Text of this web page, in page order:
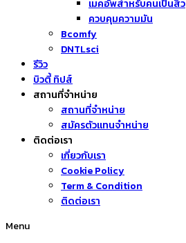
เมคอัพสำหรับคนเป็นสิว
ควบคุมความมัน
Bcomfy
DNTLsci
รีวิว
บิวตี้ ทิปส์
สถานที่จำหน่าย
สถานที่จำหน่าย
สมัครตัวแทนจำหน่าย
ติดต่อเรา
เกี่ยวกับเรา
Cookie Policy
Term & Condition
ติดต่อเรา
Menu